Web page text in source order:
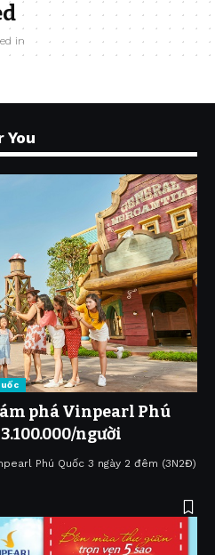
in
You
phá Vinpearl Phú
người
Phú Quốc 3 ngày 2 đêm (3N2Đ)